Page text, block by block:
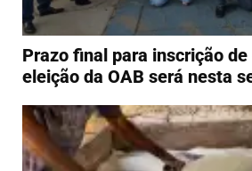
Prazo final para inscrição de
eleição da OAB será nesta